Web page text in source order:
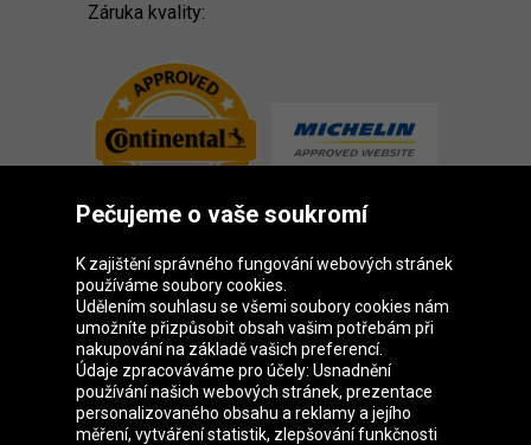
Záruka kvality:
Skupina Oponeo
Belgique Deutschland Éire España
Pečujeme o vaše soukromí
K zajištění správného fungování webových stránek
používáme soubory cookies.
Udělením souhlasu se všemi soubory cookies nám
umožníte přizpůsobit obsah vašim potřebám při
nakupování na základě vašich preferencí.
Údaje zpracováváme pro účely: Usnadnění
používání našich webových stránek, prezentace
personalizovaného obsahu a reklamy a jejího
měření, vytváření statistik, zlepšování funkčnosti